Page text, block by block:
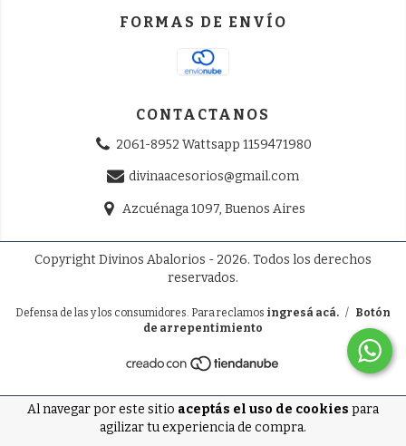
Al navegar por este sitio aceptás el uso de cookies para
agilizar tu experiencia de compra.
FORMAS DE ENVÍO
CONTACTANOS
2061-8952 Wattsapp 1159471980
divinaacesorios@gmail.com
Azcuénaga 1097, Buenos Aires
Copyright Divinos Abalorios - 2026. Todos los derechos
reservados.
Defensa de las y los consumidores. Para reclamos ingresá acá. / Botón
de arrepentimiento